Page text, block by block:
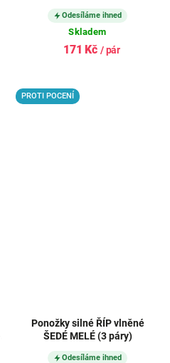
MODRÉ
Odesíláme ihned
Skladem
171 Kč / pár
PROTI POCENÍ
Ponožky silné ŘÍP vlněné
ŠEDÉ MELÉ (3 páry)
Odesíláme ihned